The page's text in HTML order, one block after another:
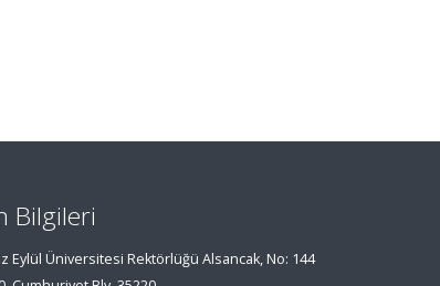
Bilgileri
Eylül Üniversitesi Rektörlüğü Alsancak, No: 144